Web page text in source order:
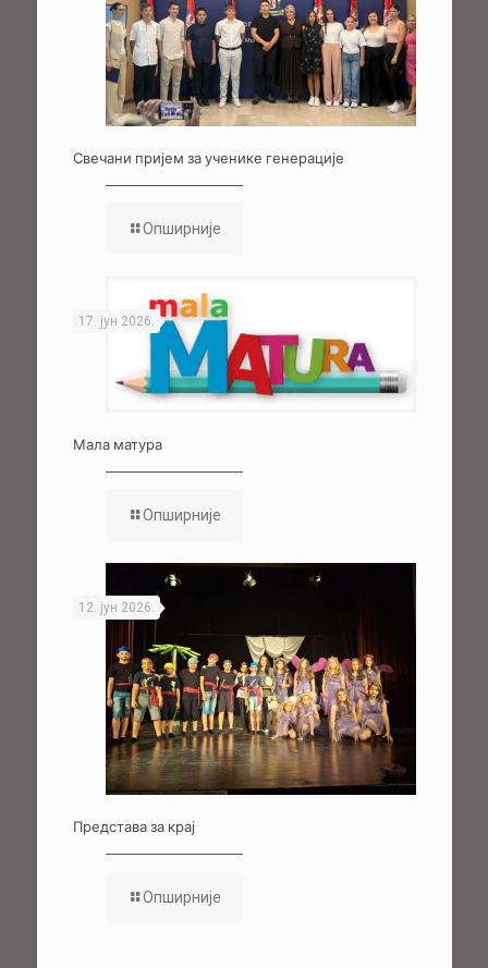
Свечани пријем за ученике генерације
Опширније
17. јун 2026.
Мала матура
Опширније
12. јун 2026.
Представа за крај
Опширније